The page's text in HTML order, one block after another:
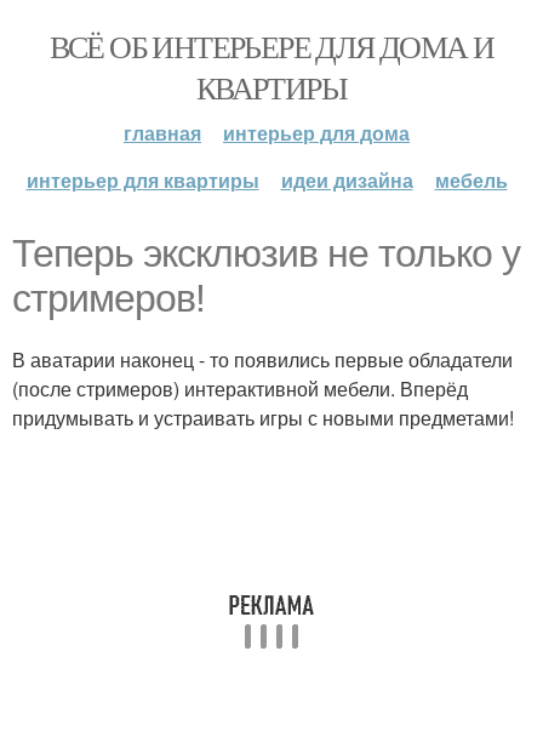
ВСЁ ОБ ИНТЕРЬЕРЕ ДЛЯ ДОМА И
КВАРТИРЫ
главная
интерьер для дома
интерьер для квартиры
идеи дизайна мебель
Теперь эксклюзив не только у
стримеров!
В аватарии наконец - то появились первые обладатели
(после стримеров) интерактивной мебели. Вперёд
придумывать и устраивать игры с новыми предметами!